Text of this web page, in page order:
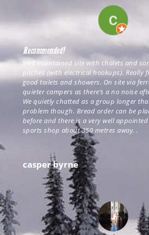
Recommended!
Well maintained site with chalets and
pitches (with electrical hookups). Really
good toilets and showers. On site via
quieter campers as there’s a no noise
We quietly chatted as a group longer
problem though. Bread order can be
before and there is a very well
sports shop about 350 metres away. .
casper byrne